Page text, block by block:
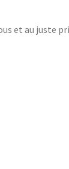
et au juste